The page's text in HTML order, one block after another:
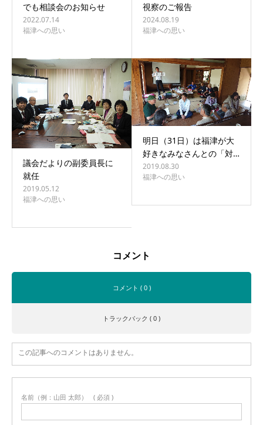
でも相談会のお知らせ
2022.07.14
福津への思い
視察のご報告
2024.08.19
福津への思い
議会だよりの副委員長に
就任
2019.05.12
福津への思い
明日（31日）は福津が大
好きなみなさんとの「対…
2019.08.30
福津への思い
コメント
コメント ( 0 )
トラックバック ( 0 )
この記事へのコメントはありません。
名前（例：山田 太郎） ( 必須 )